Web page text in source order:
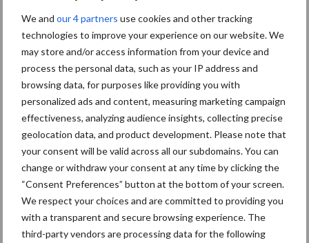
We and our 4 partners use cookies and other tracking
technologies to improve your experience on our website. We
may store and/or access information from your device and
process the personal data, such as your IP address and
browsing data, for purposes like providing you with
personalized ads and content, measuring marketing campaign
effectiveness, analyzing audience insights, collecting precise
geolocation data, and product development. Please note that
your consent will be valid across all our subdomains. You can
change or withdraw your consent at any time by clicking the
“Consent Preferences” button at the bottom of your screen.
We respect your choices and are committed to providing you
with a transparent and secure browsing experience. The
third-party vendors are processing data for the following
Diergezondheid Bemesting Fokkerij
Bedrijfsnieuws
Ligbox &
Voerhekken
Toon meer